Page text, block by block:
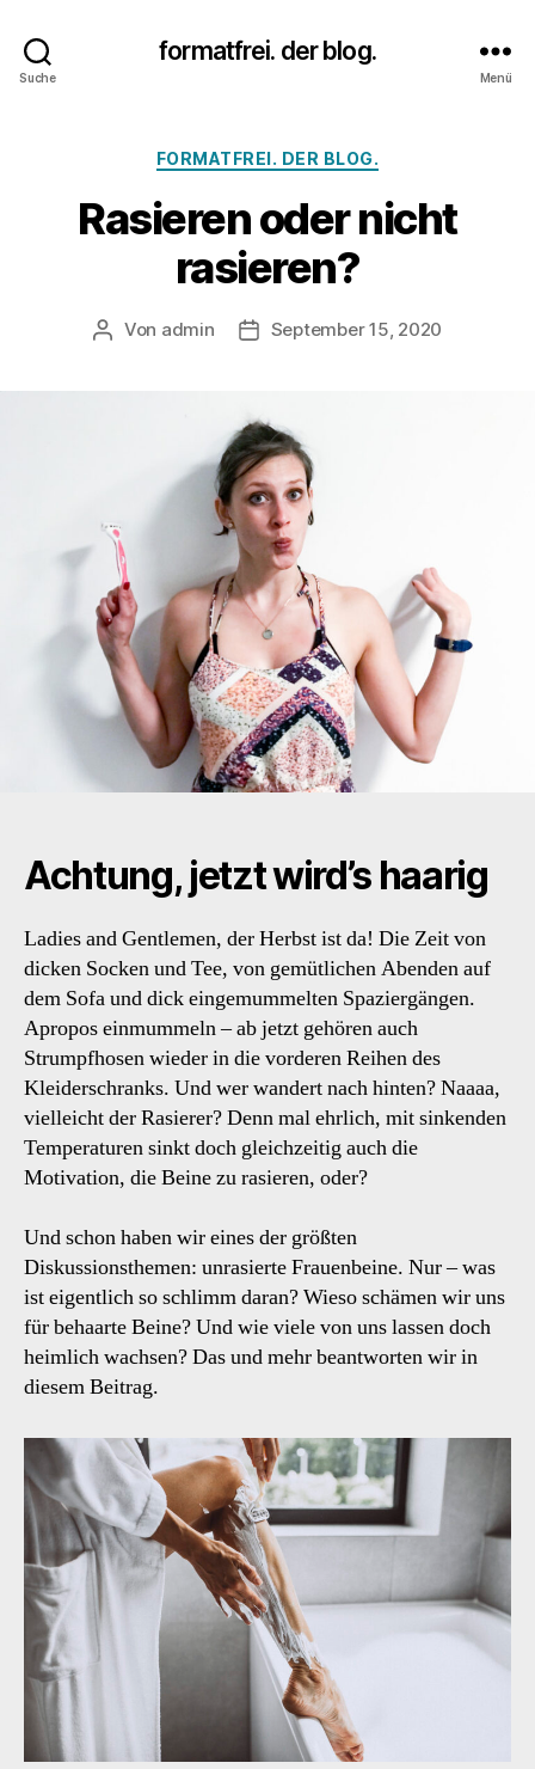
Suche
formatfrei. der blog.
Menü
Kategorien
FORMATFREI. DER BLOG.
Rasieren oder nicht
rasieren?
Beitragsautor
Von admin Beitragsdatum
September 15, 2020
Achtung, jetzt wird’s haarig
Ladies and Gentlemen, der Herbst ist da! Die Zeit von
dicken Socken und Tee, von gemütlichen Abenden auf
dem Sofa und dick eingemummelten Spaziergängen.
Apropos einmummeln – ab jetzt gehören auch
Strumpfhosen wieder in die vorderen Reihen des
Kleiderschranks. Und wer wandert nach hinten? Naaaa,
vielleicht der Rasierer? Denn mal ehrlich, mit sinkenden
Temperaturen sinkt doch gleichzeitig auch die
Motivation, die Beine zu rasieren, oder?
Und schon haben wir eines der größten
Diskussionsthemen: unrasierte Frauenbeine. Nur – was
ist eigentlich so schlimm daran? Wieso schämen wir uns
für behaarte Beine? Und wie viele von uns lassen doch
heimlich wachsen? Das und mehr beantworten wir in
diesem Beitrag.